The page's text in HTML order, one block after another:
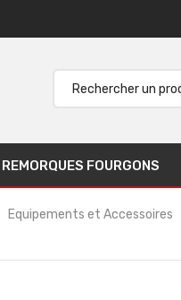
REMORQUES FOURGONS
Equipements et Accessoires